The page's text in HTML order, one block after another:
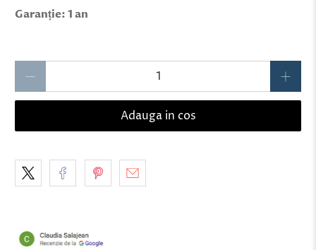
Garanție: 1 an
Adauga in cos